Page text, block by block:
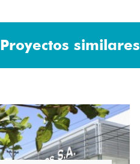
Proyectos similares